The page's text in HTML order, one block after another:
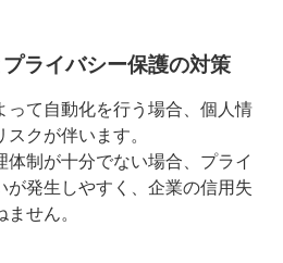
ライバシー保護の対策
って自動化を行う場合、個人情
クが伴います。
制が十分でない場合、プライ
発生しやすく、企業の信用失
せん。